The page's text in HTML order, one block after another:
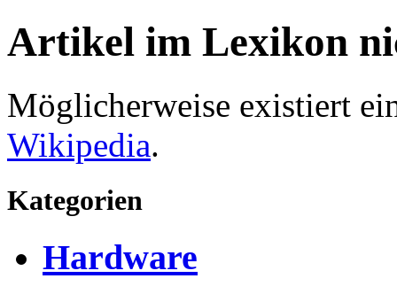
Artikel im Lexikon
Möglicherweise existiert
Wikipedia.
Kategorien
Hardware